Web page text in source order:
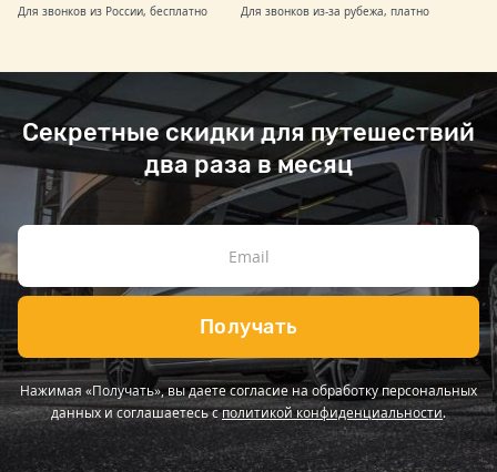
Для звонков из России, бесплатно Для звонков из-за рубежа, платно
Секретные скидки для путешествий
два раза в месяц
Получать
Нажимая «Получать», вы даете согласие на обработку персональных
данных и соглашаетесь сполитикой конфиденциальности.